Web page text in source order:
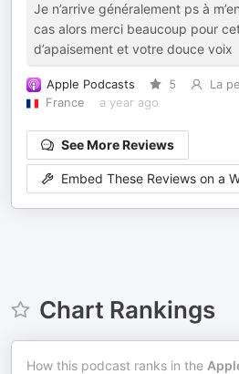
Je n’arrive généralement ps à
cas alors merci beaucoup pour
d’apaisement et votre douce voix
Apple Podcasts 5
La
France
a year ago
See More Reviews
Embed These Reviews on a
Chart Rankings
How this podcast ranks in the